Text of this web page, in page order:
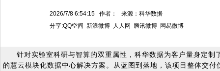
2026/7/8 6:54:15 作者： 来源：科华数据
分享:QQ空间 新浪微博 人人网 腾讯微博 网易微博
针对实验室科研与智算的双重属性，科华数据为客户量身定制
的慧云模块化数据中心解决方案。从蓝图到落地，该项目整体交